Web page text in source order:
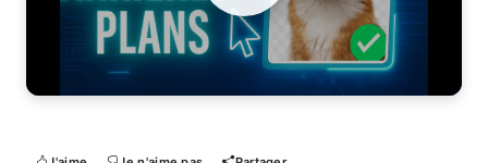
Watch Video